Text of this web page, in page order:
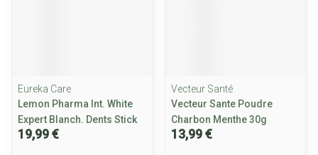
Eureka Care
Lemon Pharma Int. White
Expert Blanch. Dents Stick
19,99 €
Vecteur Santé
Vecteur Sante Poudre
Charbon Menthe 30g
13,99 €